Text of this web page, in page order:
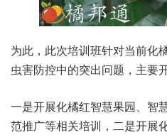
为此，此次培训班针对当前化
虫害防控中的突出问题，主要
一是开展化橘红智慧果园、智
范推广等相关培训，二是开展